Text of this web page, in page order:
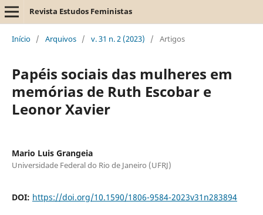
Revista Estudos Feministas
Início / Arquivos / v. 31 n. 2 (2023) / Artigos
Papéis sociais das mulheres em
memórias de Ruth Escobar e
Leonor Xavier
Mario Luis Grangeia
Universidade Federal do Rio de Janeiro (UFRJ)
DOI: https://doi.org/10.1590/1806-9584-2023v31n283894